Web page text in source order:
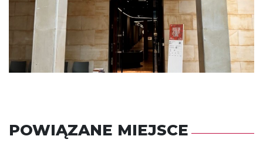
POWIĄZANE MIEJSCE